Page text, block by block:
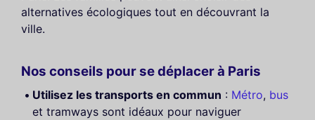
alternatives écologiques tout en découvrant la
ville.
Nos conseils pour se déplacer à Paris
Utilisez les transports en commun : Métro, bus
et tramways sont idéaux pour naviguer